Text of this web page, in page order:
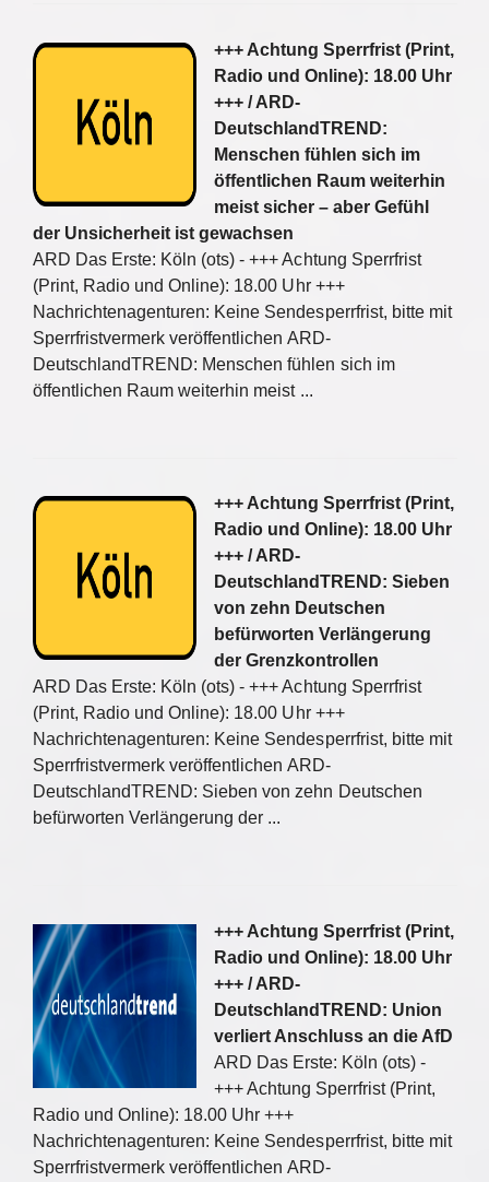
+++ Achtung Sperrfrist (Print,
Radio und Online): 18.00 Uhr
+++ / ARD-
DeutschlandTREND:
Menschen fühlen sich im
öffentlichen Raum weiterhin
meist sicher – aber Gefühl
der Unsicherheit ist gewachsen
ARD Das Erste: Köln (ots) - +++ Achtung Sperrfrist
(Print, Radio und Online): 18.00 Uhr +++
Nachrichtenagenturen: Keine Sendesperrfrist, bitte mit
Sperrfristvermerk veröffentlichen ARD-
DeutschlandTREND: Menschen fühlen sich im
öffentlichen Raum weiterhin meist ...
+++ Achtung Sperrfrist (Print,
Radio und Online): 18.00 Uhr
+++ / ARD-
DeutschlandTREND: Sieben
von zehn Deutschen
befürworten Verlängerung
der Grenzkontrollen
ARD Das Erste: Köln (ots) - +++ Achtung Sperrfrist
(Print, Radio und Online): 18.00 Uhr +++
Nachrichtenagenturen: Keine Sendesperrfrist, bitte mit
Sperrfristvermerk veröffentlichen ARD-
DeutschlandTREND: Sieben von zehn Deutschen
befürworten Verlängerung der ...
+++ Achtung Sperrfrist (Print,
Radio und Online): 18.00 Uhr
+++ / ARD-
DeutschlandTREND: Union
verliert Anschluss an die AfD
ARD Das Erste: Köln (ots) -
+++ Achtung Sperrfrist (Print,
Radio und Online): 18.00 Uhr +++
Nachrichtenagenturen: Keine Sendesperrfrist, bitte mit
Sperrfristvermerk veröffentlichen ARD-